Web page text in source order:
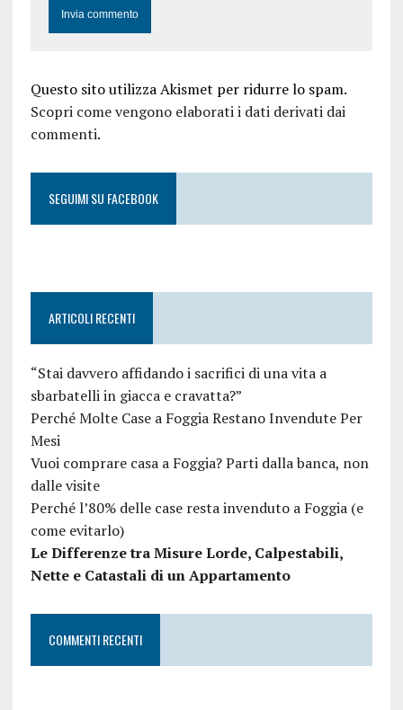
Questo sito utilizza Akismet per ridurre lo spam.
Scopri come vengono elaborati i dati derivati dai
commenti.
SEGUIMI SU FACEBOOK
ARTICOLI RECENTI
“Stai davvero affidando i sacrifici di una vita a
sbarbatelli in giacca e cravatta?”
Perché Molte Case a Foggia Restano Invendute Per
Mesi
Vuoi comprare casa a Foggia? Parti dalla banca, non
dalle visite
Perché l’80% delle case resta invenduto a Foggia (e
come evitarlo)
Le Differenze tra Misure Lorde, Calpestabili,
Nette e Catastali di un Appartamento
COMMENTI RECENTI